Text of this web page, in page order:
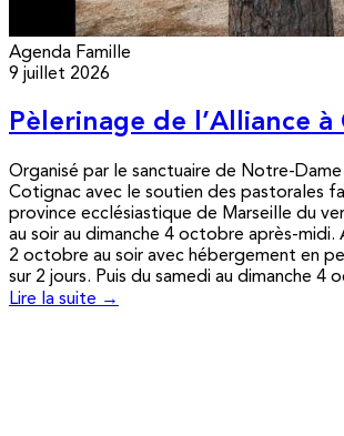
Agenda Famille
9 juillet 2026
Pèlerinage de l’Alliance à
Organisé par le sanctuaire de Notre-
Cotignac avec le soutien des pastorales
province ecclésiastique de Marseille du
au soir au dimanche 4 octobre après-midi.
2 octobre au soir avec hébergement en
sur 2 jours. Puis du samedi au dimanche 4
Lire la suite →